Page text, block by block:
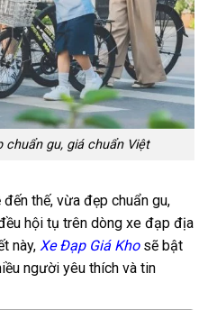
gu, giá chuẩn Việt
thế, vừa đẹp chuẩn gu,
hội tụ trên dòng xe đạp địa
này, Xe Đạp Giá Kho sẽ bật
người yêu thích và tin